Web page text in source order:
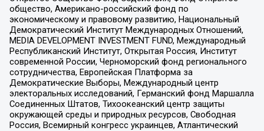
общество, Американо-российский фонд по
экономическому и правовому развитию, Национальный
Демократический Институт Международных Отношений,
MEDIA DEVELOPMENT INVESTMENT FUND, Международный
Республиканский Институт, Открытая Россия, Институт
современной России, Черноморский фонд регионального
сотрудничества, Европейская Платформа за
Демократические Выборы, Международный центр
электоральных исследований, Германский фонд Маршалла
Соединенных Штатов, Тихоокеанский центр защиты
окружающей среды и природных ресурсов, Свободная
Россия, Всемирный конгресс украинцев, Атлантический